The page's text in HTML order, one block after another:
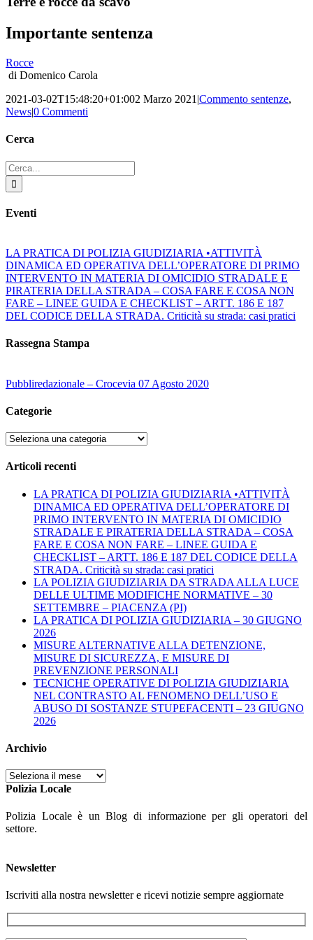
Importante sentenza
Rocce
di Domenico Carola
2021-03-02T15:48:20+01:002 Marzo 2021 |Commento sentenze,
News|0 Commenti
Cerca
Cerca
per:
Eventi
LA PRATICA DI POLIZIA GIUDIZIARIA •ATTIVITÀ
DINAMICA ED OPERATIVA DELL’OPERATORE DI PRIMO
INTERVENTO IN MATERIA DI OMICIDIO STRADALE E
PIRATERIA DELLA STRADA – COSA FARE E COSA NON
FARE – LINEE GUIDA E CHECKLIST – ARTT. 186 E 187
DEL CODICE DELLA STRADA. Criticità su strada: casi pratici
Rassegna Stampa
Pubbliredazionale – Crocevia 07 Agosto 2020
Categorie
Categorie
Articoli recenti
LA PRATICA DI POLIZIA GIUDIZIARIA •ATTIVITÀ
DINAMICA ED OPERATIVA DELL’OPERATORE DI
PRIMO INTERVENTO IN MATERIA DI OMICIDIO
STRADALE E PIRATERIA DELLA STRADA – COSA
FARE E COSA NON FARE – LINEE GUIDA E
CHECKLIST – ARTT. 186 E 187 DEL CODICE DELLA
STRADA. Criticità su strada: casi pratici
LA POLIZIA GIUDIZIARIA DA STRADA ALLA LUCE
DELLE ULTIME MODIFICHE NORMATIVE – 30
SETTEMBRE – PIACENZA (PI)
LA PRATICA DI POLIZIA GIUDIZIARIA – 30 GIUGNO
2026
MISURE ALTERNATIVE ALLA DETENZIONE,
MISURE DI SICUREZZA, E MISURE DI
PREVENZIONE PERSONALI
TECNICHE OPERATIVE DI POLIZIA GIUDIZIARIA
NEL CONTRASTO AL FENOMENO DELL’USO E
ABUSO DI SOSTANZE STUPEFACENTI – 23 GIUGNO
2026
Archivio
Archivio
Polizia Locale
Polizia Locale è un Blog di informazione per gli operatori del
settore.
Newsletter
Iscriviti alla nostra newsletter e ricevi notizie sempre aggiornate